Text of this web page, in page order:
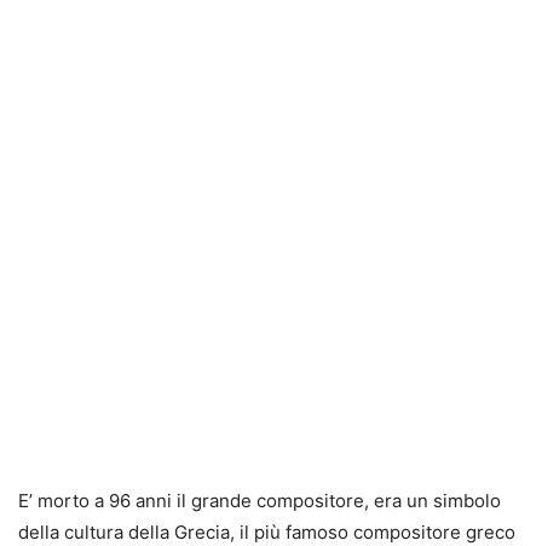
E’ morto a 96 anni il grande compositore, era un simbolo
della cultura della Grecia, il più famoso compositore greco